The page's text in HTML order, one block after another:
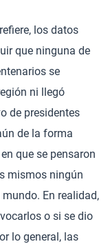
los datos
que ninguna de
se
ni llegó
de presidentes
de la forma
que se pensaron
mismos ningún
En realidad,
o si se dio
lo general, las